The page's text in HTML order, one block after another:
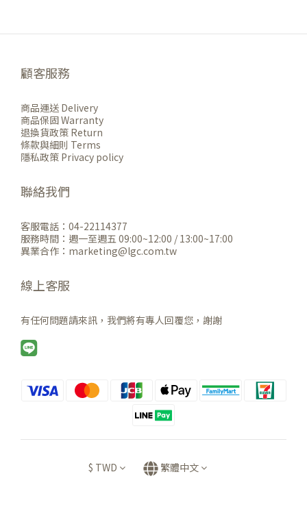
顧客服務
商品運送 Delivery
商品保固 Warranty
退換貨政策 Return
條款與細則 Terms
隱私政策 Privacy policy
聯絡我們
客服電話：04-22114377
服務時間：週一至週五 09:00~12:00 / 13:00~17:00
異業合作：marketing@lgc.com.tw
線上客服
有任何問題請來訊，我們將有專人回覆您，謝謝
$ TWD 繁體中文